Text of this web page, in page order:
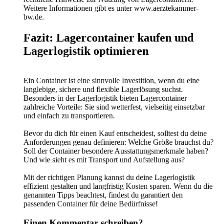
Weitere Informationen gibt es unter www.aerztekammer-
bw.de.
Fazit: Lagercontainer kaufen und
Lagerlogistik optimieren
Ein Container ist eine sinnvolle Investition, wenn du eine
langlebige, sichere und flexible Lagerlösung suchst.
Besonders in der Lagerlogistik bieten Lagercontainer
zahlreiche Vorteile: Sie sind wetterfest, vielseitig einsetzbar
und einfach zu transportieren.
Bevor du dich für einen Kauf entscheidest, solltest du deine
Anforderungen genau definieren: Welche Größe brauchst du?
Soll der Container besondere Ausstattungsmerkmale haben?
Und wie sieht es mit Transport und Aufstellung aus?
Mit der richtigen Planung kannst du deine Lagerlogistik
effizient gestalten und langfristig Kosten sparen. Wenn du die
genannten Tipps beachtest, findest du garantiert den
passenden Container für deine Bedürfnisse!